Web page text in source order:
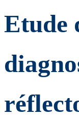
Etude